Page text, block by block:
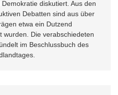
diskutiert. Aus den
Debatten sind aus über
etwa ein Dutzend
wurden. Die verabschiedeten
im Beschlussbuch des